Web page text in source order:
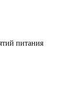
питания